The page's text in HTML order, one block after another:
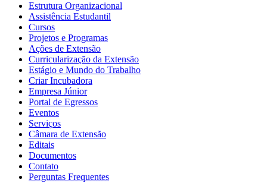
Estrutura Organizacional
Assistência Estudantil
Cursos
Projetos e Programas
Ações de Extensão
Curricularização da Extensão
Estágio e Mundo do Trabalho
Criar Incubadora
Empresa Júnior
Portal de Egressos
Eventos
Serviços
Câmara de Extensão
Editais
Documentos
Contato
Perguntas Frequentes